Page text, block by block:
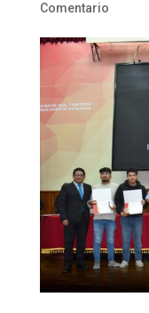
Comentario